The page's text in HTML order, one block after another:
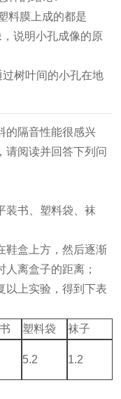
料膜上成的都是
，说明小孔成像的原
树叶间的小孔在地
的隔音性能很感兴
请阅读并回答下列问
装书、塑料袋、袜
鞋盒上方，然后逐渐
离盒子的距离；
上实验，得到下表
塑料袋
袜子
5.2 1.2